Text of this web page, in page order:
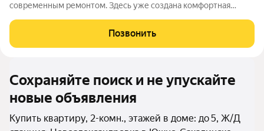
современным ремонтом. Здесь уже создана комфортная
вещи и наслаждаться новым домом. С первых минут квартира
производит приятное впечатление:
Позвонить
Сохраняйте поиск и не упускайте
новые объявления
Купить квартиру, 2-комн., этажей в доме: до 5, Ж/Д